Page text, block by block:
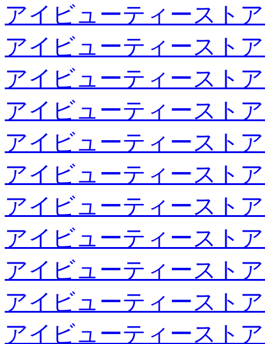
アイビューティースト
アイビューティースト
アイビューティースト
アイビューティースト
アイビューティースト
アイビューティースト
アイビューティースト
アイビューティースト
アイビューティースト
アイビューティースト
アイビューティースト